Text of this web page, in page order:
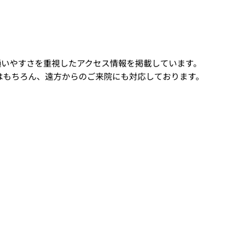
やすさを重視したアクセス情報を掲載しています。
ちろん、遠方からのご来院にも対応しております。